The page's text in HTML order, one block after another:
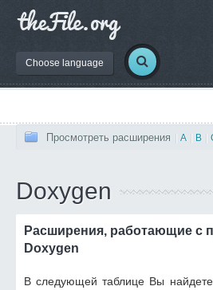
Choose language
Просмотреть расширения A B
Doxygen
Расширения, работающие с
Doxygen
В следующей таблице Вы